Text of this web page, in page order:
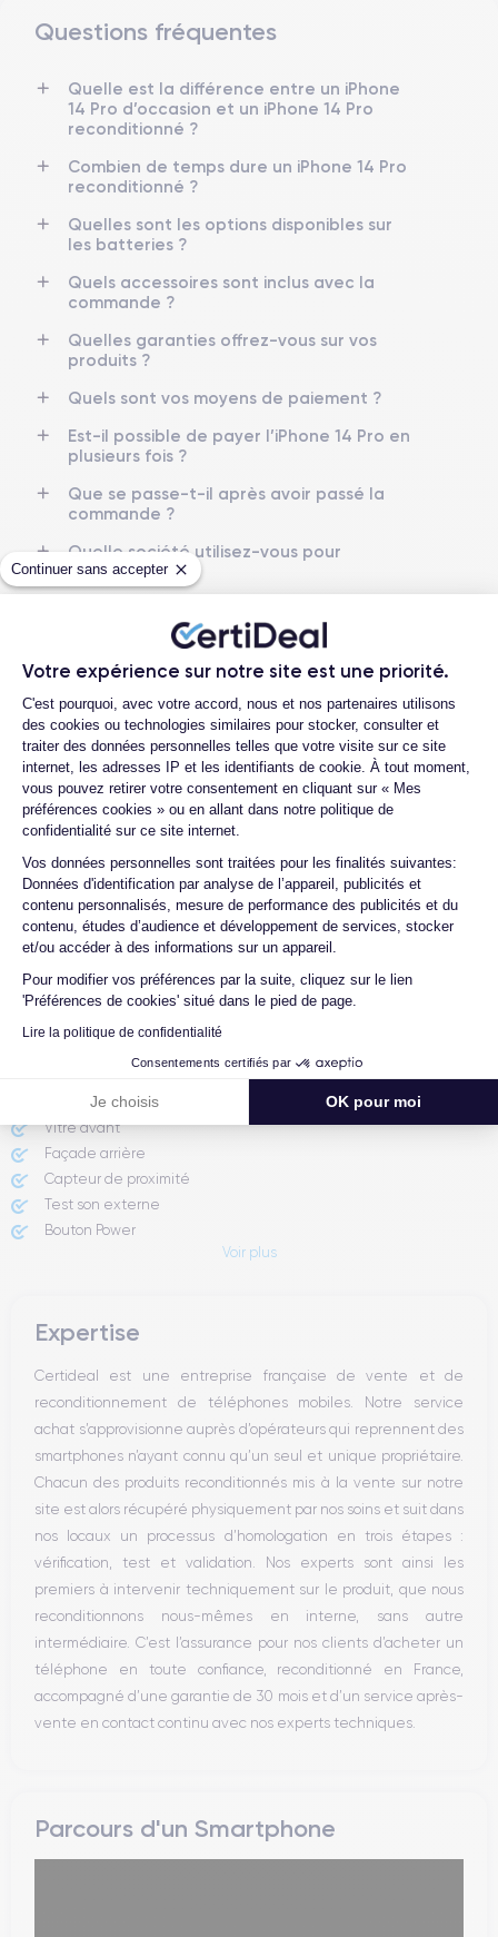
Continuer sans accepter
Votre expérience sur notre site est une priorité.
Plateforme de Gestion du
C'est pourquoi, avec votre accord, nous et nos partenaires utilisons
des cookies ou technologies similaires pour stocker, consulter et
traiter des données personnelles telles que votre visite sur ce site
internet, les adresses IP et les identifiants de cookie. À tout moment,
vous pouvez retirer votre consentement en cliquant sur « Mes
préférences cookies » ou en allant dans notre politique de
confidentialité sur ce site internet.
Vos données personnelles sont traitées pour les finalités suivantes:
Données d'identification par analyse de l’appareil, publicités et
contenu personnalisés, mesure de performance des publicités et du
contenu, études d’audience et développement de services, stocker
et/ou accéder à des informations sur un appareil.
Pour modifier vos préférences par la suite, cliquez sur le lien
'Préférences de cookies' situé dans le pied de page.
Lire la politique de confidentialité
Consentements certifiés par
Je choisis OK pour moi
Axeptio consent
Dimensions et poids iPhone 14 Pro
Date de sortie
7/09/2022
Système exploitation
iOS (iOS 26)
Dimensions
147.5×71.5×7.85 mm
Poids
Écran
OLED 6.1 pouces
Résolution écran
Nom CPU
Apple A16 Bionic 6
Nom GPU
GPU 5-core
Fréq. processeur
Caméra Principale
3200 mAh
Type de SIM
eSIM
Réseau mobile
5G
Débloqué
Oui, tous opérateurs
Pour découvrir en détail les caractéristiques de ce smartphone,
vous pouvez consulter lafiche technique de l'iPhone 14 Pro.
Questions fréquentes
Quelle est la différence entre un iPhone
14 Pro d’occasion et un iPhone 14 Pro
reconditionné ?
Combien de temps dure un iPhone 14 Pro
reconditionné ?
Quelles sont les options disponibles sur
les batteries ?
Quels accessoires sont inclus avec la
commande ?
Quelles garanties offrez-vous sur vos
produits ?
Quels sont vos moyens de paiement ?
Est-il possible de payer l’iPhone 14 Pro en
plusieurs fois ?
Que se passe-t-il après avoir passé la
commande ?
Quelle société utilisez-vous pour
l'expédition ?
Que se passe-t-il si je change d'avis
après avoir acheté/reçu le produit ?
Comment demander un retour ?
Comment contacter le service client ?
Quelle est la différence entre une Carte
SIM et une eSIM ?
Comment activer une eSIM ?
Proposez-vous une assurance en cas de
casse due à des chocs ou à des chutes ?
Rapport de l'expert
Appareil photo arrière ​
Vitre avant ​
Façade arrière
Capteur de proximité
Test son externe
Bouton Power
Haut parleur
Bouton Home
Bluetooth
WiFi
Réseau
Vibreur
Prise USB
Voir plus
Expertise
Certideal est une entreprise française de vente et de
reconditionnement de téléphones mobiles. Notre service
achat s’approvisionne auprès d’opérateurs qui reprennent des
smartphones n’ayant connu qu’un seul et unique propriétaire.
Chacun des produits reconditionnés mis à la vente sur notre
site est alors récupéré physiquement par nos soins et suit dans
nos locaux un processus d’homologation en trois étapes :
vérification, test et validation. Nos experts sont ainsi les
premiers à intervenir techniquement sur le produit, que nous
reconditionnons nous-mêmes en interne, sans autre
intermédiaire. C’est l’assurance pour nos clients d’acheter un
téléphone en toute confiance, reconditionné en France,
accompagné d’une garantie de 30 mois et d’un service après-
vente en contact continu avec nos experts techniques.
Parcours d'un Smartphone